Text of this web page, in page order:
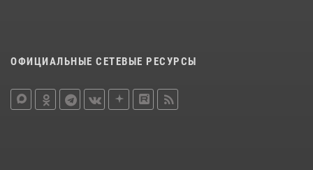
ОФИЦИАЛЬНЫЕ СЕТЕВЫЕ РЕСУРСЫ